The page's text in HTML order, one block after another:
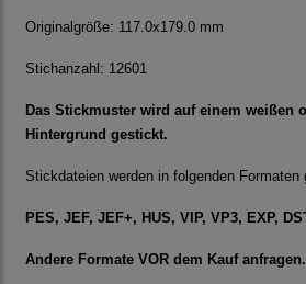
Originalgröße: 117.0x179.0 mm
Stichanzahl: 12601
Das Stickmuster wird auf einem weißen
Hintergrund gestickt.
Stickdateien werden in folgenden Formaten
PES, JEF, JEF+, HUS, VIP, VP3, EXP,
Andere Formate VOR dem Kauf anfragen.